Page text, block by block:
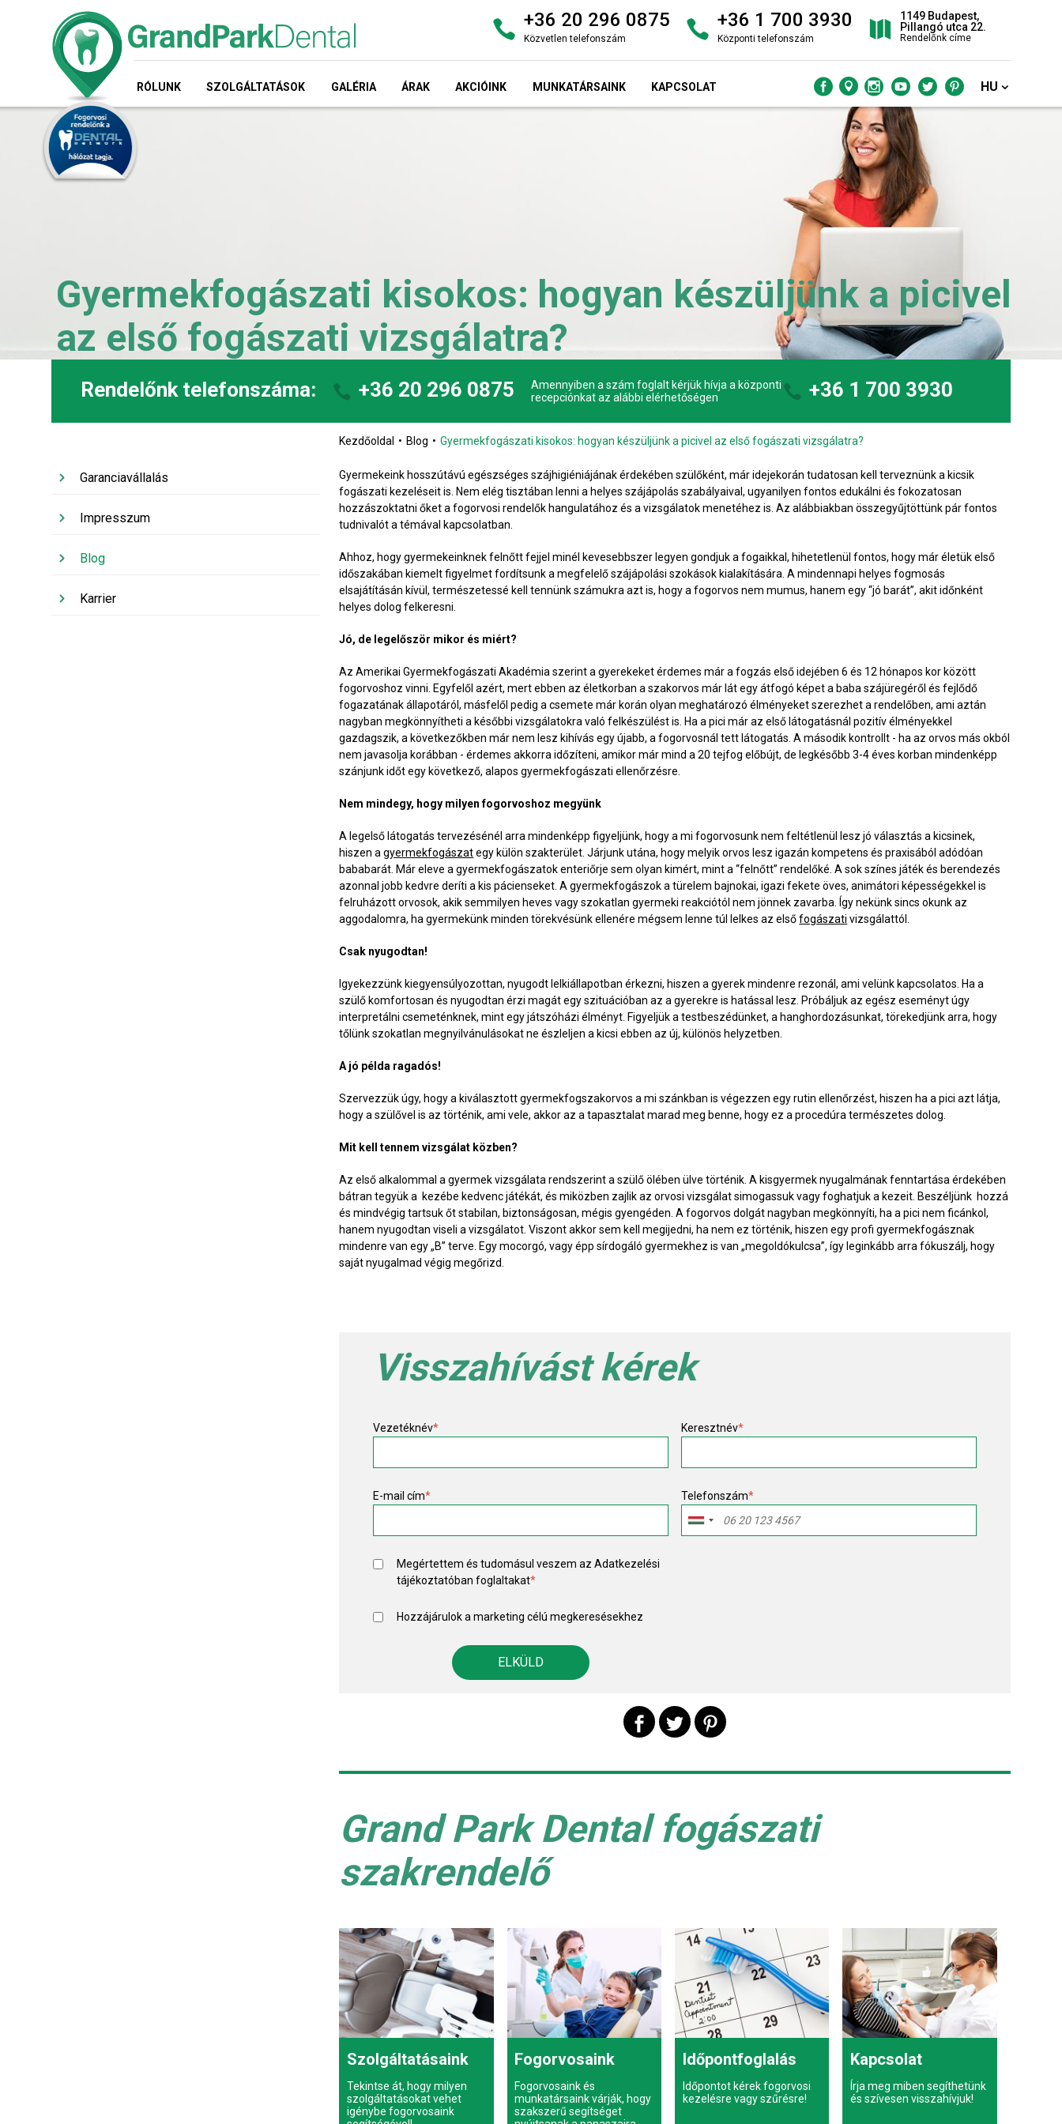
+36 20 296 0875
Közvetlen telefonszám
+36 1 700 3930
Központi telefonszám
1149 Budapest,
Pillangó utca 22.
Rendelőnk címe
RÓLUNK SZOLGÁLTATÁSOK GALÉRIA ÁRAK AKCIÓINK MUNKATÁRSAINK KAPCSOLAT HU
Gyermekfogászati kisokos: hogyan készüljünk a picivel
az első fogászati vizsgálatra?
Rendelőnk telefonszáma: +36 20 296 0875
Amennyiben a szám foglalt kérjük hívja a központi
recepciónkat az alábbi elérhetőségen
+36 1 700 3930
Garanciavállalás
Impresszum
Blog
Karrier
Kezdőoldal Blog Gyermekfogászati kisokos: hogyan készüljünk a picivel az első fogászati vizsgálatra?
Gyermekeink hosszútávú egészséges szájhigiéniájának érdekében szülőként, már idejekorán tudatosan kell terveznünk a kicsik
fogászati kezeléseit is. Nem elég tisztában lenni a helyes szájápolás szabályaival, ugyanilyen fontos edukálni és fokozatosan
hozzászoktatni őket a fogorvosi rendelők hangulatához és a vizsgálatok menetéhez is. Az alábbiakban összegyűjtöttünk pár fontos
tudnivalót a témával kapcsolatban.
Ahhoz, hogy gyermekeinknek felnőtt fejjel minél kevesebbszer legyen gondjuk a fogaikkal, hihetetlenül fontos, hogy már életük első
időszakában kiemelt figyelmet fordítsunk a megfelelő szájápolási szokások kialakítására. A mindennapi helyes fogmosás
elsajátításán kívül, természetessé kell tennünk számukra azt is, hogy a fogorvos nem mumus, hanem egy “jó barát”, akit időnként
helyes dolog felkeresni.
Jó, de legelőször mikor és miért?
Az Amerikai Gyermekfogászati Akadémia szerint a gyerekeket érdemes már a fogzás első idejében 6 és 12 hónapos kor között
fogorvoshoz vinni. Egyfelől azért, mert ebben az életkorban a szakorvos már lát egy átfogó képet a baba szájüregéről és fejlődő
fogazatának állapotáról, másfelől pedig a csemete már korán olyan meghatározó élményeket szerezhet a rendelőben, ami aztán
nagyban megkönnyítheti a későbbi vizsgálatokra való felkészülést is. Ha a pici már az első látogatásnál pozitív élményekkel
gazdagszik, a következőkben már nem lesz kihívás egy újabb, a fogorvosnál tett látogatás. A második kontrollt - ha az orvos más okból
nem javasolja korábban - érdemes akkorra időzíteni, amikor már mind a 20 tejfog előbújt, de legkésőbb 3-4 éves korban mindenképp
szánjunk időt egy következő, alapos gyermekfogászati ellenőrzésre.
Nem mindegy, hogy milyen fogorvoshoz megyünk
A legelső látogatás tervezésénél arra mindenképp figyeljünk, hogy a mi fogorvosunk nem feltétlenül lesz jó választás a kicsinek,
hiszen agyermekfogászategy külön szakterület. Járjunk utána, hogy melyik orvos lesz igazán kompetens és praxisából adódóan
bababarát. Már eleve a gyermekfogászatok enteriőrje sem olyan kimért, mint a “felnőtt” rendelőké. A sok színes játék és berendezés
azonnal jobb kedvre deríti a kis pácienseket. A gyermekfogászok a türelem bajnokai, igazi fekete öves, animátori képességekkel is
felruházott orvosok, akik semmilyen heves vagy szokatlan gyermeki reakciótól nem jönnek zavarba. Így nekünk sincs okunk az
aggodalomra, ha gyermekünk minden törekvésünk ellenére mégsem lenne túl lelkes az elsőfogászati vizsgálattól.
Csak nyugodtan!
Igyekezzünk kiegyensúlyozottan, nyugodt lelkiállapotban érkezni, hiszen a gyerek mindenre rezonál, ami velünk kapcsolatos. Ha a
szülő komfortosan és nyugodtan érzi magát egy szituációban az a gyerekre is hatással lesz. Próbáljuk az egész eseményt úgy
interpretálni csemeténknek, mint egy játszóházi élményt. Figyeljük a testbeszédünket, a hanghordozásunkat, törekedjünk arra, hogy
tőlünk szokatlan megnyilvánulásokat ne észleljen a kicsi ebben az új, különös helyzetben.
A jó példa ragadós!
Szervezzük úgy, hogy a kiválasztott gyermekfogszakorvos a mi szánkban is végezzen egy rutin ellenőrzést, hiszen ha a pici azt látja,
hogy a szülővel is az történik, ami vele, akkor az a tapasztalat marad meg benne, hogy ez a procedúra természetes dolog.
Mit kell tennem vizsgálat közben?
Az első alkalommal a gyermek vizsgálata rendszerint a szülő ölében ülve történik. A kisgyermek nyugalmának fenntartása érdekében
bátran tegyük a kezébe kedvenc játékát, és miközben zajlik az orvosi vizsgálat simogassuk vagy foghatjuk a kezeit. Beszéljünk hozzá
és mindvégig tartsuk őt stabilan, biztonságosan, mégis gyengéden. A fogorvos dolgát nagyban megkönnyíti, ha a pici nem ficánkol,
hanem nyugodtan viseli a vizsgálatot. Viszont akkor sem kell megijedni, ha nem ez történik, hiszen egy profi gyermekfogásznak
mindenre van egy „B” terve. Egy mocorgó, vagy épp sírdogáló gyermekhez is van „megoldókulcsa”, így leginkább arra fókuszálj, hogy
saját nyugalmad végig megőrizd.
Visszahívást kérek
Vezetéknév* Keresztnév*
E-mail cím* Telefonszám*
Megértettem és tudomásul veszem az Adatkezelési
tájékoztatóban foglaltakat*
Hozzájárulok a marketing célú megkeresésekhez
Grand Park Dental fogászati
szakrendelő
Szolgáltatásaink
Tekintse át, hogy milyen
szolgáltatásokat vehet
igénybe fogorvosaink
Fogorvosaink
Fogorvosaink és
munkatársaink várják, hogy
szakszerű segítséget
Időpontfoglalás
Időpontot kérek fogorvosi
kezelésre vagy szűrésre!
Kapcsolat
Írja meg miben segíthetünk
és szívesen visszahívjuk!